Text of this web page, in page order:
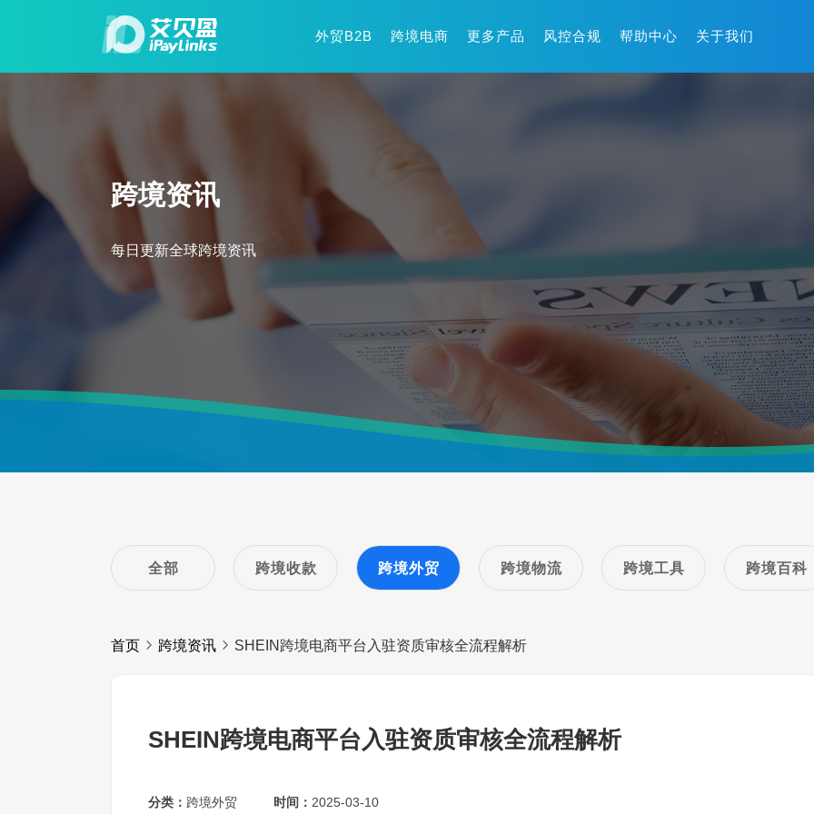
外贸B2B 跨境电商 更多产品 风控合规 帮助中心 关于我们
跨境资讯
每日更新全球跨境资讯
全部 跨境收款 跨境外贸 跨境物流 跨境工具 跨境百科
首页 跨境资讯 SHEIN跨境电商平台入驻资质审核全流程解析
SHEIN跨境电商平台入驻资质审核全流程解析
分类： 跨境外贸 时间： 2025-03-10